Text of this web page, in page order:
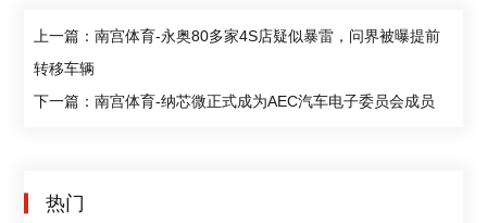
上一篇：南宫体育-永奥80多家4S店疑似暴雷，问界被曝提前
转移车辆
下一篇：南宫体育-纳芯微正式成为AEC汽车电子委员会成员
热门